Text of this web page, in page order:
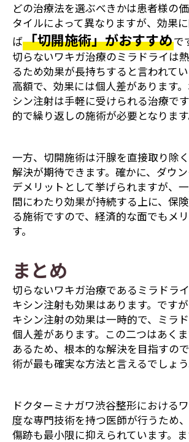
どの治療法を選ぶべきかは患者様の
タイルによって異なりますが、効果
ば「切開施術」がおすすめで
切らないワキガ治療のミラドライは
るため効果が長持ちすると言われて
高額で、効果には個人差があります
シン注射は手軽に受けられる治療で
的で繰り返しの施術が必要となります
一方、切開施術は汗腺を直接取り除
解決が期待できます。確かに、ダウ
デメリットとして挙げられますが、
間にわたり効果が持続する上に、保
る施術ですので、経済的な面でもメ
す。
まとめ
切らないワキガ治療であるミラドラ
キシン注射も効果はあります。です
キシン注射の効果は一時的で、ミラ
個人差があります。この二つはあく
あるため、根本的な解決を目指すの
術が最も確実な方法と言えるでしょう
ドクターミナガワ渋谷整形における
度な専門技術を持つ医師が行うため
傷跡も最小限に抑えられています。